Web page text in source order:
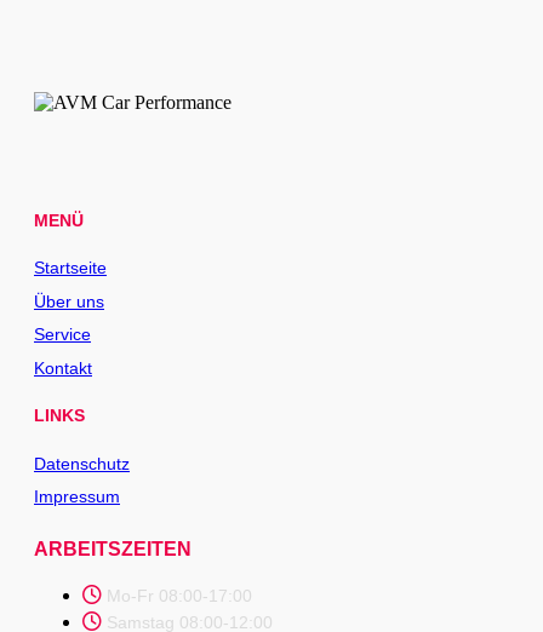
MENÜ
Startseite
Über uns
Service
Kontakt
LINKS
Datenschutz
Impressum
ARBEITSZEITEN
Mo-Fr 08:00-17:00
Samstag 08:00-12:00